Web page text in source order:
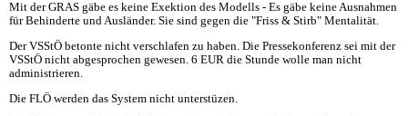
Mit der GRAS gäbe es keine Exektion des Modells - Es gäbe keine Ausnahmen
für Behinderte und Ausländer. Sie sind gegen die "Friss & Stirb" Mentalität.
Der VSStÖ betonte nicht verschlafen zu haben. Die Pressekonferenz sei mit der
VSStÖ nicht abgesprochen gewesen. 6 EUR die Stunde wolle man nicht
administrieren.
Die FLÖ werden das System nicht unterstüzen.